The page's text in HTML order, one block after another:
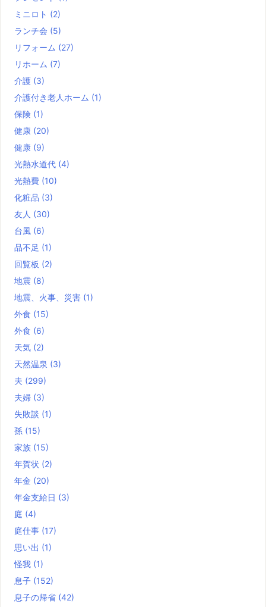
ミニロト (2)
ランチ会 (5)
リフォーム (27)
リホーム (7)
介護 (3)
介護付き老人ホーム (1)
保険 (1)
健康 (20)
健康 (9)
光熱水道代 (4)
光熱費 (10)
化粧品 (3)
友人 (30)
台風 (6)
品不足 (1)
回覧板 (2)
地震 (8)
地震、火事、災害 (1)
外食 (15)
外食 (6)
天気 (2)
天然温泉 (3)
夫 (299)
夫婦 (3)
失敗談 (1)
孫 (15)
家族 (15)
年賀状 (2)
年金 (20)
年金支給日 (3)
庭 (4)
庭仕事 (17)
思い出 (1)
怪我 (1)
息子 (152)
息子の帰省 (42)